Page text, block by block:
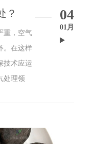
？
重，空气
。在这样
技术应运
处理领
04
01月